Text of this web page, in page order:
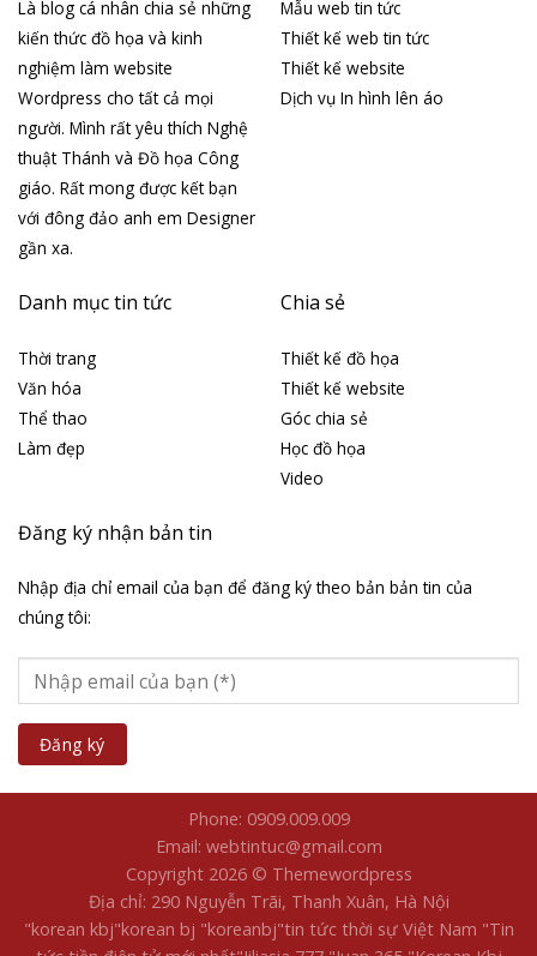
Là blog cá nhân chia sẻ những
kiến thức đồ họa và kinh
nghiệm làm website
Wordpress cho tất cả mọi
người. Mình rất yêu thích Nghệ
thuật Thánh và Đồ họa Công
giáo. Rất mong được kết bạn
với đông đảo anh em Designer
gần xa.
Mẫu web tin tức
Thiết kế web tin tức
Thiết kế website
Dịch vụ In hình lên áo
Danh mục tin tức
Thời trang
Văn hóa
Thể thao
Làm đẹp
Chia sẻ
Thiết kế đồ họa
Thiết kế website
Góc chia sẻ
Học đồ họa
Video
Đăng ký nhận bản tin
Nhập địa chỉ email của bạn để đăng ký theo bản bản tin của
chúng tôi:
Phone: 0909.009.009
Email: webtintuc@gmail.com
Copyright 2026 © Themewordpress
Địa chỉ: 290 Nguyễn Trãi, Thanh Xuân, Hà Nội
"korean kbj​"korean bj "koreanbj​"tin tức thời sự Việt Nam "Tin